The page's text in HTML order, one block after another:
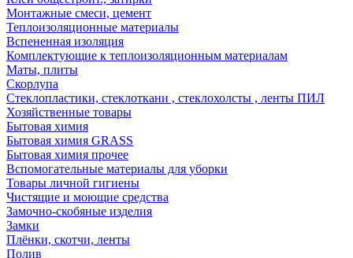
Монтажные смеси, цемент
Теплоизоляционные материалы
Вспененная изоляция
Комплектующие к теплоизоляционным материалам
Маты, плиты
Скорлупа
Стеклопластики, стеклоткани , стеклохолсты , ленты ПИЛ
Хозяйственные товары
Бытовая химия
Бытовая химия GRASS
Бытовая химия прочее
Вспомогательные материалы для уборки
Товары личной гигиены
Чистящие и моющие средства
Замочно-скобяные изделия
Замки
Плёнки, скотчи, ленты
Полив